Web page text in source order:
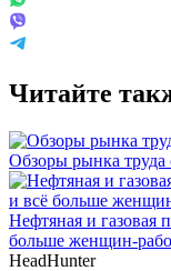
Читайте
Обзоры рынка труда
Нефтяная и газовая
больше женщин-
HeadHunter